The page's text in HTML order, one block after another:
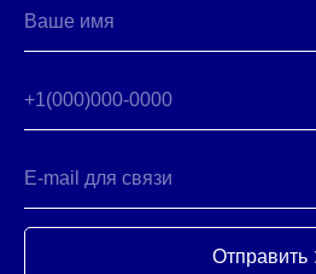
Отправить